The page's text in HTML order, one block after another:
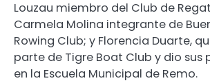
Louzau miembro del Club de
Carmela Molina integrante de
Rowing Club; y Florencia Duarte,
parte de Tigre Boat Club y dio sus
en la Escuela Municipal de Remo.